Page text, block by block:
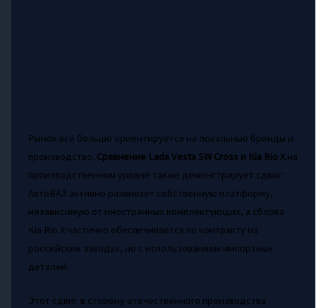
Рынок всё больше ориентируется на локальные бренды и
производство. Сравнение Lada Vesta SW Cross и Kia Rio Xна
производственном уровне также демонстрирует сдвиг:
АвтоВАЗ активно развивает собственную платформу,
независимую от иностранных комплектующих, а сборка
Kia Rio X частично обеспечивается по контракту на
российских заводах, но с использованием импортных
деталей.
Этот сдвиг в сторону отечественного производства